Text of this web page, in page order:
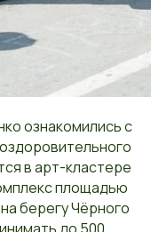
ознакомились с
в арт-кластере
площадью
берегу Чёрного